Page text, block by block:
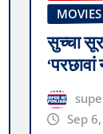
MOVIES
सुच्चा
Sep